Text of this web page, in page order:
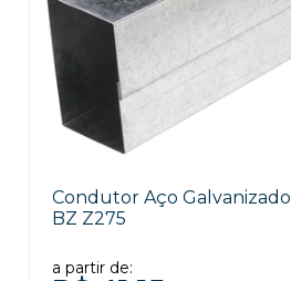
Condutor Aço Galvanizado
BZ Z275
a partir de: